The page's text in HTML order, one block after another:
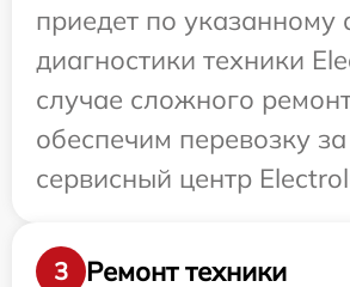
приедет по указанному
диагностики техники
случае сложного
обеспечим перевозку
сервисный центр
3 Ремонт техники